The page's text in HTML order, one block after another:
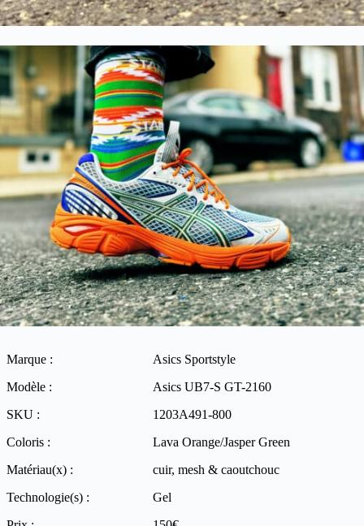
Marque :
Asics Sportstyle
Modèle :
Asics UB7-S GT-2160
SKU :
1203A491-800
Coloris :
Lava Orange/Jasper Green
Matériau(x) :
cuir, mesh & caoutchouc
Technologie(s) :
Gel